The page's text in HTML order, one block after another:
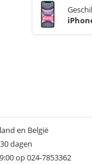
en België
dagen
op 024-7853362